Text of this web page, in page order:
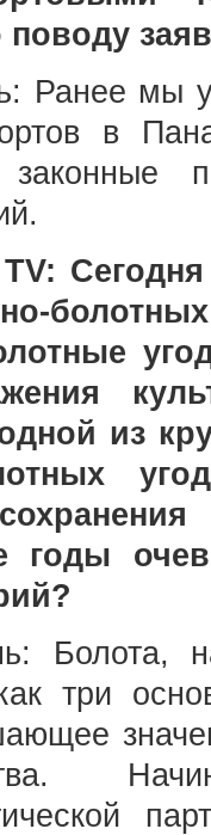
поводу
Ранее мы
в
из
годы
Болота,
три